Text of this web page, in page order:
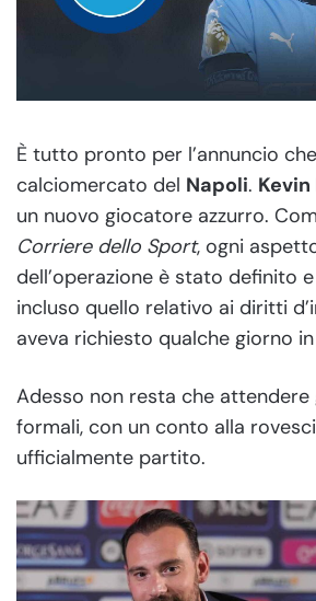
È tutto pronto per l’annuncio
calciomercato del Napoli. Kevin
un nuovo giocatore azzurro.
Corriere dello Sport, ogni
dell’operazione è stato definito
incluso quello relativo ai diritti
aveva richiesto qualche giorno
Adesso non resta che attendere
formali, con un conto alla
ufficialmente partito.